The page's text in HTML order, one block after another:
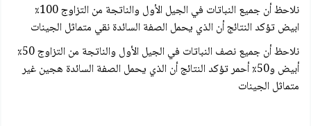
نلاحظ أن جميع النباتات في الجيل الأول والناتجة من التزاوج 100٪
ابيض تؤكد النتائج أن الذي يحمل الصفة السائدة نقي متماثل الجينات
نلاحظ أن جميع نصف النباتات في الجيل الأول والناتجة من التزاوج 50٪
أبيض و50٪ أحمر تؤكد النتائج أن الذي يحمل الصفة السائدة هجين غير
متماثل الجينات